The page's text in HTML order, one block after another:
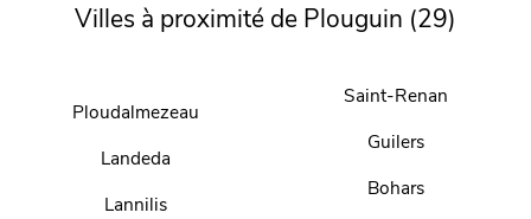
Villes à proximité de Plouguin (29)
Ploudalmezeau
Landeda
Lannilis
Saint-Renan
Guilers
Bohars